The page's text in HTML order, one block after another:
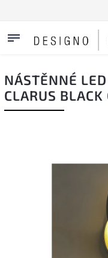
NÁSTĚNNÉ
CLARUS BLACK